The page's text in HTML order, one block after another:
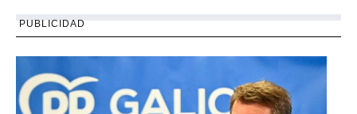
PUBLICIDAD